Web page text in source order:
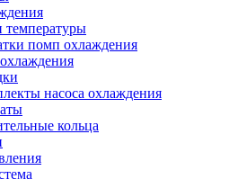
температуры
помп охлаждения
насоса охлаждения
кольца